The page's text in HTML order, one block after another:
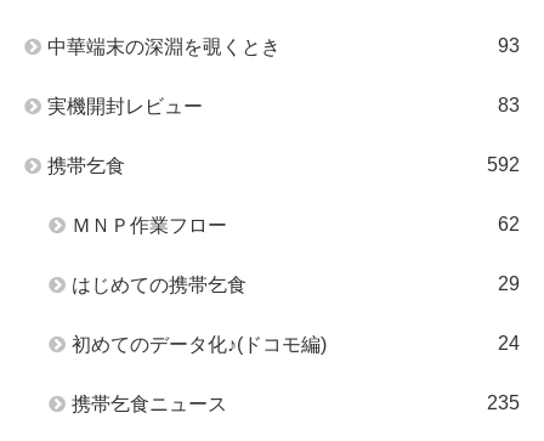
中華端末の深淵を覗くとき 93
実機開封レビュー 83
携帯乞食 592
ＭＮＰ作業フロー 62
はじめての携帯乞食 29
初めてのデータ化♪(ドコモ編) 24
携帯乞食ニュース 235